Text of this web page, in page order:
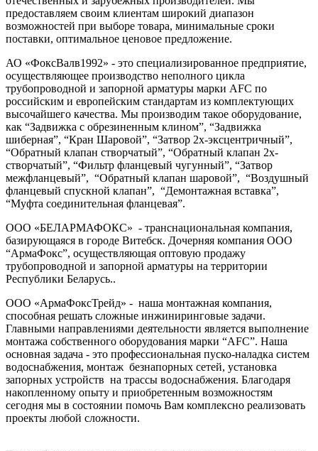
предоставляем своим клиентам широкий диапазон
возможностей при выборе товара, минимальные сроки
поставки, оптимальное ценовое предложение.
АО «ФоксВалв1992» - это специализированное предприятие,
осуществляющее производство неполного цикла
трубопроводной и запорной арматуры марки AFC по
российским и европейским стандартам из комплектующих
высочайшего качества. Мы производим такое оборудование,
как “Задвижка с обрезиненным клином”, “Задвижка
шиберная”, “Кран Шаровой”, “Затвор 2х-эксцентричный”,
“Обратный клапан створчатый”, “Обратный клапан 2х-
створчатый”, “Фильтр фланцевый чугунный”, “Затвор
межфланцевый”, “Обратный клапан шаровой”, “Воздушный
фланцевый спускной клапан”, “Демонтажная вставка”,
“Муфта соединительная фланцевая”.
ООО «БЕЛАРМАФОКС» - транснациональная компания,
базирующаяся в городе Витебск. Дочерняя компания ООО
“АрмаФокс”, осуществляющая оптовую продажу
трубопроводной и запорной арматуры на территории
Республики Беларусь..
ООО «АрмаФоксТрейд» - наша монтажная компания,
способная решать сложные инжиниринговые задачи.
Главными направлениями деятельности является выполнение
монтажа собственного оборудования марки “AFC”. Наша
основная задача - это профессиональная пуско-наладка систем
водоснабжения, монтаж безнапорных сетей, установка
запорных устройств на трассы водоснабжения. Благодаря
накопленному опыту и приобретенным возможностям
сегодня мы в состоянии помочь Вам комплексно реализовать
проекты любой сложности.